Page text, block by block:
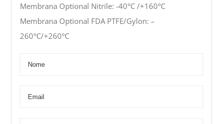
Membrana Optional Nitrile: -40°C /+160°C
Membrana Optional FDA PTFE/Gylon: –
260°C/+260°C